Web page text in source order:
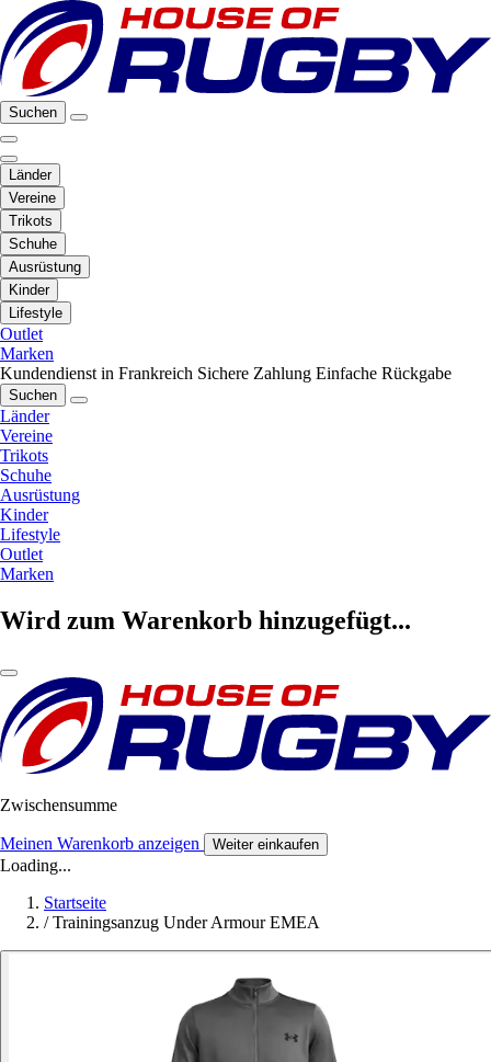
Suchen
Länder
Vereine
Trikots
Schuhe
Ausrüstung
Kinder
Lifestyle
Outlet
Marken
Kundendienst in Frankreich Sichere Zahlung Einfache Rückgabe
Suchen
Länder
Vereine
Trikots
Schuhe
Ausrüstung
Kinder
Lifestyle
Outlet
Marken
Wird zum Warenkorb hinzugefügt...
Zwischensumme
Meinen Warenkorb anzeigen Weiter einkaufen
Loading...
Startseite
/ Trainingsanzug Under Armour EMEA